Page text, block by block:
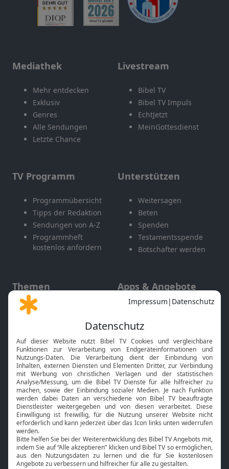
Mediathek
Mehr entdecken
Exklusiv
Genres
Alle Sendungen
Letzte Chance
Livestream
Bibel TV
Bibel TV Impuls
EchtJetzt
MeinGottesdienst
TV Programm
Programmübersicht
Tipps der Redaktion
Sendungen von A-Z
Programmheft
kostenlos anfordern
Unterstützen
Weitersagen
Beten
Spenden
Testamentsspende
Botschafter werden
Themen
Gott und Bibel erklärt
Neuigkeiten
Apps & Angebote
Mobile App
Smart TV
HbbTV
Bibelthek Online-Bibel
Nächster Gottesdienst
Bibel TV
Über uns
Jobs
Service
Kontakt
TV-Empfang